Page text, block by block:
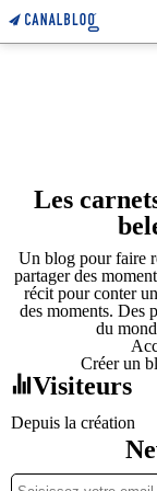
Les
Un blog pour faire
partager des
récit pour conter
des moments. Des
du
Créer un
Visiteurs
Depuis la création